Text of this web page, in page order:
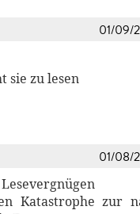
01/09/
sie zu lesen
01/08/
Katastrophe zur